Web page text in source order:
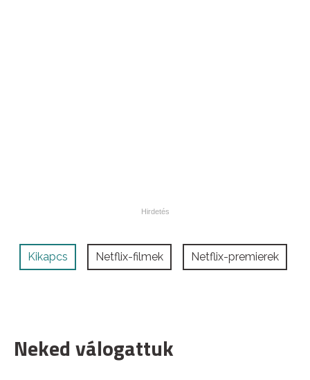
Kikapcs Netflix-filmek Netflix-premierek
Neked válogattuk